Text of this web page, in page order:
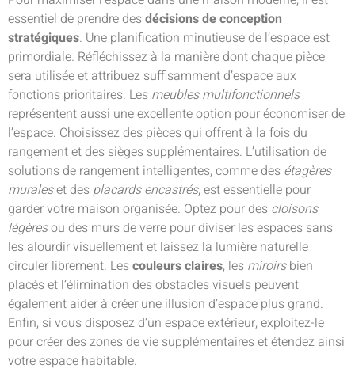
essentiel de prendre desdécisions de conception
stratégiques. Une planification minutieuse de l’espace est
primordiale. Réfléchissez à la manière dont chaque pièce
sera utilisée et attribuez suffisamment d’espace aux
fonctions prioritaires. Les meubles multifonctionnels
représentent aussi une excellente option pour économiser de
l’espace. Choisissez des pièces qui offrent à la fois du
rangement et des sièges supplémentaires. L’utilisation de
solutions de rangement intelligentes, comme des étagères
muraleset desplacards encastrés, est essentielle pour
garder votre maison organisée. Optez pour des cloisons
légèresou des murs de verre pour diviser les espaces sans
les alourdir visuellement et laissez la lumière naturelle
circuler librement. Lescouleurs claires, les miroirsbien
placés et l’élimination des obstacles visuels peuvent
également aider à créer une illusion d’espace plus grand.
Enfin, si vous disposez d’un espace extérieur, exploitez-le
pour créer des zones de vie supplémentaires et étendez ainsi
votre espace habitable.